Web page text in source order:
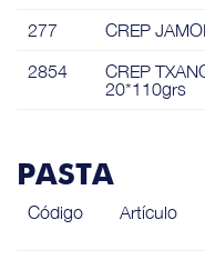
277 CREP
2854
CREP
20*110grs
PASTA
Código Artículo